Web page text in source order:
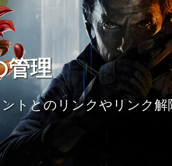
管理
トとのリンクやリンク解